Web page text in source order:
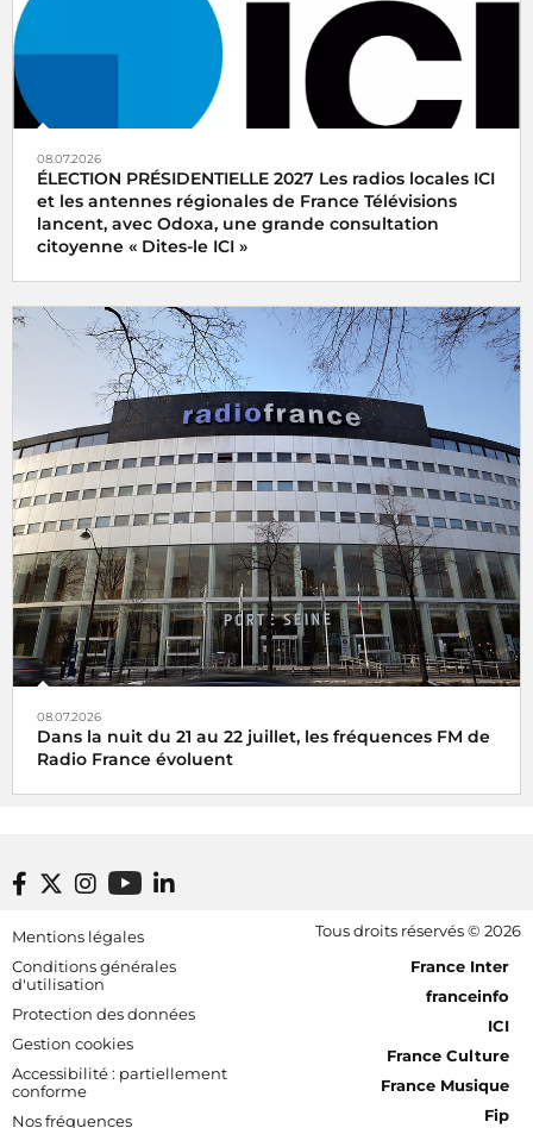
08.07.2026
ÉLECTION PRÉSIDENTIELLE 2027 Les radios locales ICI
et les antennes régionales de France Télévisions
lancent, avec Odoxa, une grande consultation
citoyenne « Dites-le ICI »
08.07.2026
Dans la nuit du 21 au 22 juillet, les fréquences FM de
Radio France évoluent
Footer bottom
Mentions légales
Conditions générales
d'utilisation
Protection des données
Gestion cookies
Accessibilité : partiellement
conforme
Nos fréquences
Tous droits réservés © 2026
[RDF] Pied de page - Mobile
France Inter
franceinfo
ICI
France Culture
France Musique
Fip